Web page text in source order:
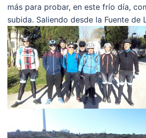
más para probar, en este frío día,
subida. Saliendo desde la Fuente de